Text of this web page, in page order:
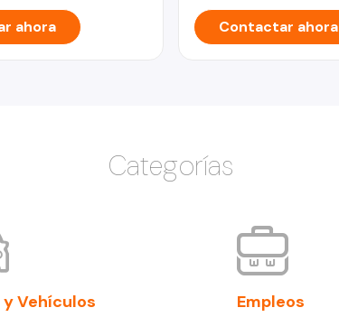
ahora Contactar ahora
Categorías
Vehículos Empleos